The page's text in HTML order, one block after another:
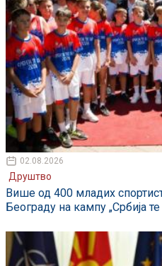
02.08.2026
Друштво
Више од 400 младих
Београду на кампу „Србија